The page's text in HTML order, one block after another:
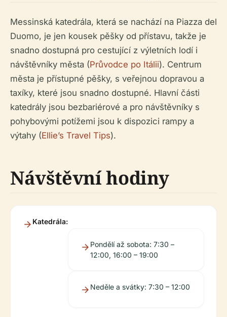
Messinská katedrála, která se nachází na Piazza del
Duomo, je jen kousek pěšky od přístavu, takže je
snadno dostupná pro cestující z výletních lodí i
návštěvníky města (Průvodce po Itálii). Centrum
města je přístupné pěšky, s veřejnou dopravou a
taxíky, které jsou snadno dostupné. Hlavní části
katedrály jsou bezbariérové a pro návštěvníky s
pohybovými potížemi jsou k dispozici rampy a
výtahy (Ellie’s Travel Tips).
Návštěvní hodiny
Katedrála:
Pondělí až sobota: 7:30 –
12:00, 16:00 – 19:00
Neděle a svátky: 7:30 – 12:00